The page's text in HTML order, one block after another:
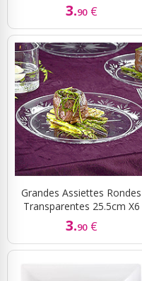
3.90 €
Grandes Assiettes Rondes
Transparentes 25.5cm X6
3.90 €